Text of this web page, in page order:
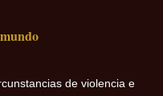
de violencia e